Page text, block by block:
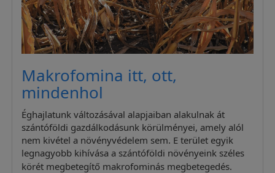
Makrofomina itt, ott,
mindenhol
Éghajlatunk változásával alapjaiban alakulnak át
szántóföldi gazdálkodásunk körülményei, amely alól
nem kivétel a növényvédelem sem. E terület egyik
legnagyobb kihívása a szántóföldi növényeink széles
körét megbetegítő makrofominás megbetegedés.